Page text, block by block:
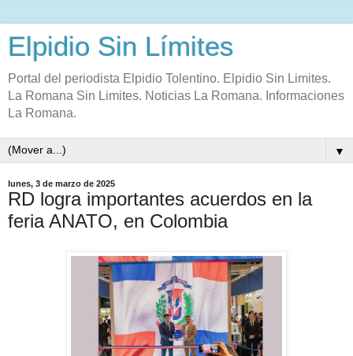
Elpidio Sin Límites
Portal del periodista Elpidio Tolentino. Elpidio Sin Limites.
La Romana Sin Limites. Noticias La Romana. Informaciones
La Romana.
▼
lunes, 3 de marzo de 2025
RD logra importantes acuerdos en la
feria ANATO, en Colombia